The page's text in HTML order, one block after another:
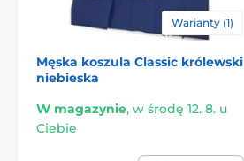
Warianty (1)
Męska koszula Classic królewski
niebieska
W magazynie, w środę 12. 8. u
Ciebie